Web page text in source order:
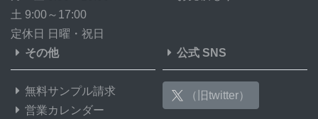
土 9:00～17:00
定休日 日曜・祝日
その他
無料サンプル請求
営業カレンダー
公式 SNS
（旧twitter）